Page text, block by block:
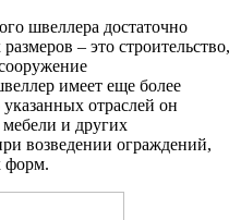
швеллера достаточно
– это строительство,
имеет еще более
отраслей он
и других
возведении ограждений,
форм.